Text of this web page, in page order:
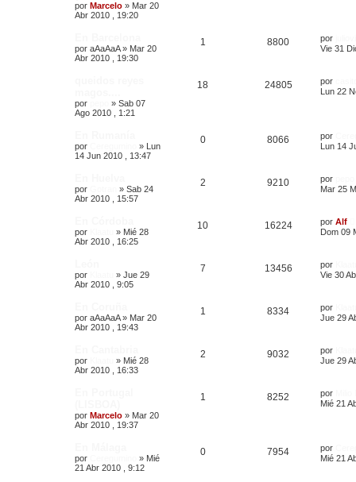
por Marcelo » Mar 20
Abr 2010 , 19:20
por aAaAaA» Mar 20
Abr 2010 , 19:30
1 8800 por
Vie 31
por » Sab 07
Ago 2010 , 1:21
18 24805 por
Lun 22
por » Lun
14 Jun 2010 , 13:47
0 8066 por
Lun 14
por » Sab 24
Abr 2010 , 15:57
2 9210 por
Mar 25
por » Mié 28
Abr 2010 , 16:25
10 16224 por Alf
Dom 09
por » Jue 29
Abr 2010 , 9:05
7 13456 por
Vie 30
por aAaAaA» Mar 20
Abr 2010 , 19:43
1 8334 por
Jue 29
por » Mié 28
Abr 2010 , 16:33
2 9032 por
Jue 29
por Marcelo » Mar 20
Abr 2010 , 19:37
1 8252 por
Mié 21
por » Mié
21 Abr 2010 , 9:12
0 7954 por
Mié 21